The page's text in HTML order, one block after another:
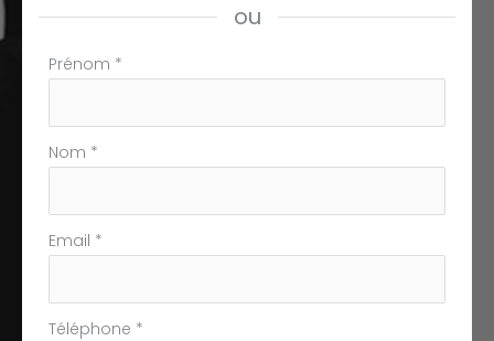
ou
Formulaire
téléphone
Prénom *
Nom *
Email *
Téléphone *